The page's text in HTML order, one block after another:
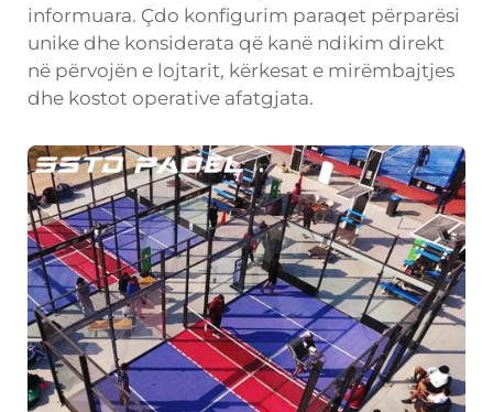
informuara. Çdo konfigurim paraqet përparësi
unike dhe konsiderata që kanë ndikim direkt
në përvojën e lojtarit, kërkesat e mirëmbajtjes
dhe kostot operative afatgjata.